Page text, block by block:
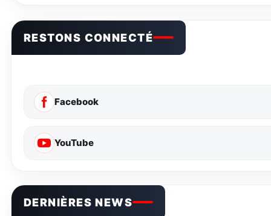
RESTONS CONNECTÉ
Facebook
YouTube
DERNIÈRES NEWS